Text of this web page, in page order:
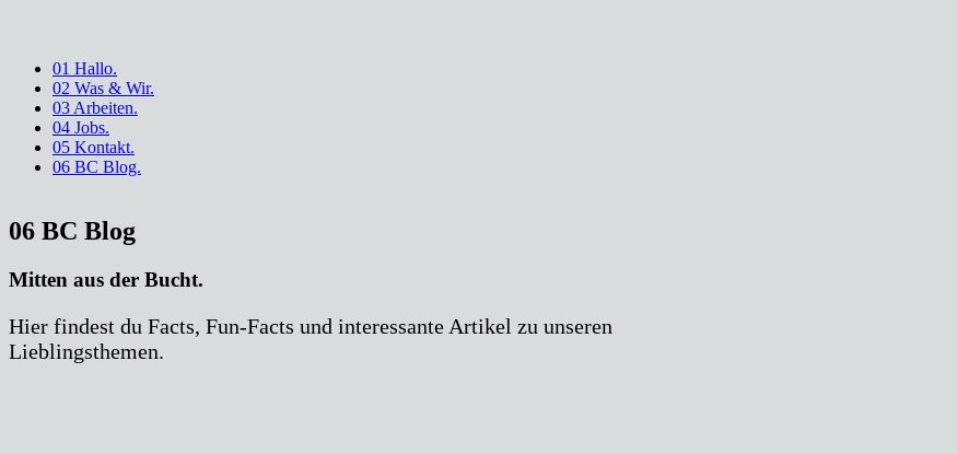
01 Hallo.
02 Was & Wir.
03 Arbeiten.
04 Jobs.
05 Kontakt.
06 BC Blog.
06 BC Blog
Mitten aus der Bucht.
Hier findest du Facts, Fun-Facts und interessante Artikel zu unseren
Lieblingsthemen.